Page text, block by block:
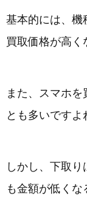
基本的には、機
買取価格が高く
また、スマホ
とも多いですよ
しかし、下取
も金額が低くな